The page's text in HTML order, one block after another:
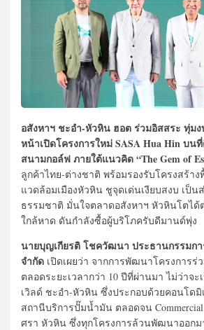
อสังหาฯ ชะอำ-หัวหิน ฮอต ร่วมอิสสระ ทุ่มง
หน้าเปิดโครงการใหม่ SASA Hua Hin บน
สนามกอล์ฟ ภายใต้แนวคิด “The Gem of
ลูกค้าไทย-ต่างชาติ พร้อมรองรับโครงสร้า
แวดล้อมเมืองหัวหิน ชูจุดเด่นเงียบสงบ เป็
ธรรมชาติ มั่นใจตลาดอสังหาฯ หัวหินโตได้
ใกล้หาด ดันกำลังซื้อผู้บริโภครับดีมานด์พุ่ง
นายบุญเกียรติ โชควัฒนา ประธานกรรมก
จำกัด เปิดเผยว่า จากการพัฒนาโครงการ
ตลอดระยะเวลากว่า 10 ปีที่ผ่านมา ไม่ว่าจะ
เวิลด์ ชะอำ-หัวหิน ซึ่งประกอบด้วยคอนโดมิ
สถานีบริการปั๊มน้ำมัน ตลอดจน
ศรา หัวหิน ซึ่งทุกโครงการล้วนพัฒนาออกม